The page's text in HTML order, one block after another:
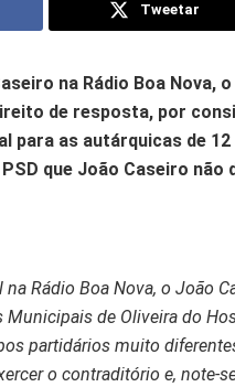
Tweetar
na Rádio Boa Nova,
de resposta, por
as autárquicas de 12
que João Caseiro não
Rádio Boa Nova, o João
de Oliveira do
partidários muito
o contraditório e, note-